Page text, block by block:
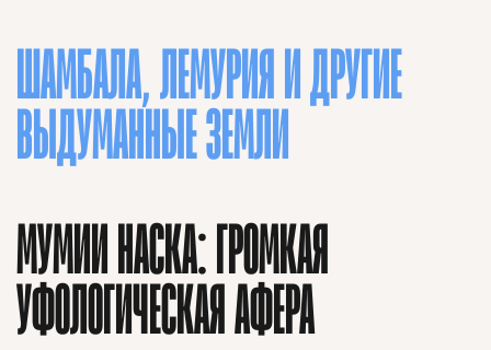
ШАМБАЛА, ЛЕМУРИЯ И ДРУГИЕ
ВЫДУМАННЫЕ ЗЕМЛИ
МУМИИ НАСКА: ГРОМКАЯ
УФОЛОГИЧЕСКАЯ АФЕРА